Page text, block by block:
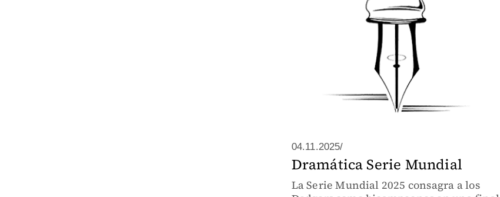
04.11.2025/
Dramática Serie Mundial
La Serie Mundial 2025 consagra a los